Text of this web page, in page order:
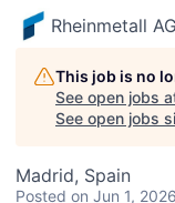
Rheinmetall
This job is no
See open jobs
See open jobs
Madrid, Spain
Posted on Jun 1,